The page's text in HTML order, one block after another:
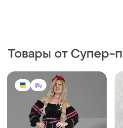
Товары от Супер-